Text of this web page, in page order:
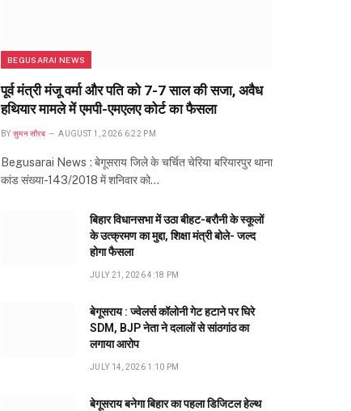
BEGUSARAI NEWS
पूर्व मंत्री मंजू वर्मा और पति को 7-7 साल की सजा, अवैध
हथियार मामले में एमपी-एमएलए कोर्ट का फैसला
BY सुमन सौरब AUGUST 1, 2026 6:22 PM
Begusarai News : बेगूसराय जिले के चर्चित चेरिया बरियारपुर थाना
कांड संख्या-143/2018 में शनिवार को…
बिहार विधानसभा में उठा बीहट-बरौनी के स्कूलों
के उत्क्रमण का मुद्दा, शिक्षा मंत्री बोले- जल्द
होगा फैसला
JULY 21, 2026 4:18 PM
बेगूसराय : ज्वेलर्स कॉलोनी गेट हटाने पर घिरे
SDM, BJP नेता ने दलालों से सांठगांठ का
लगाया आरोप
JULY 14, 2026 1:10 PM
बेगूसराय बनेगा बिहार का पहला डिजिटल हेल्थ